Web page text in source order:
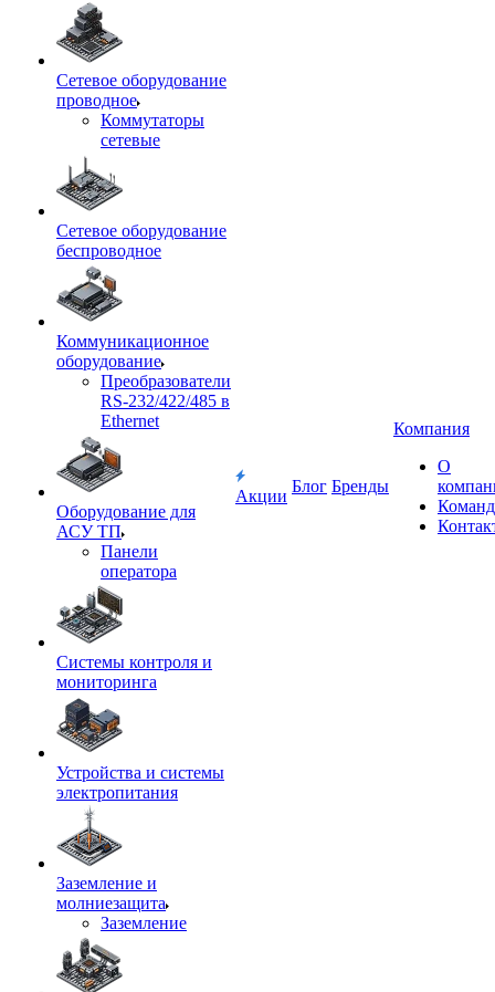
Сетевое оборудование
проводное
Коммутаторы
сетевые
Сетевое оборудование
беспроводное
Коммуникационное
оборудование
Преобразователи
RS-232/422/485 в
Ethernet
Оборудование для
АСУ ТП
Панели
оператора
Системы контроля и
мониторинга
Устройства и системы
электропитания
Заземление и
молниезащита
Заземление
Акции
Блог Бренды
Компания
О